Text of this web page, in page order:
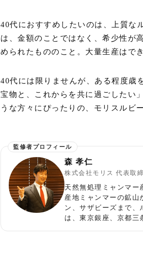
40代におすすめしたいのは、上質な
は、金額のことではなく、希少性が
められたもののこと。大量生産はで
40代には限りませんが、ある程度歳
宝物と、これからを共に過ごしたい
うな方々にぴったりの、モリスルビ
森 孝仁
株式会社モリス 代表取
天然無処理ミャンマー
産地ミャンマーの鉱山
ン、サザビーズまで、
は、東京銀座、京都三